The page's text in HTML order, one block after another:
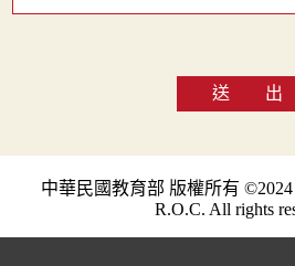
送 出
中華民國教育部 版權所有 ©2024
R.O.C. All rights